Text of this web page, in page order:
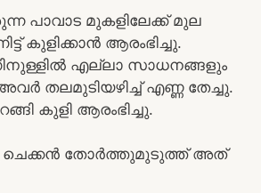
പാവാട മുകളിലേക്ക് മുല
കുളിക്കാൻ ആരംഭിച്ചു.
എല്ലാ സാധനങ്ങളും
തലമുടിയഴിച്ച് എണ്ണ തേച്ചു.
കുളി ആരംഭിച്ചു.
തോർത്തുമുടുത്ത് അത്